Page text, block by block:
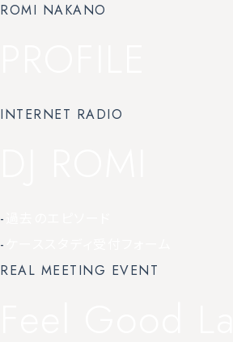
ROMI NAKANO
INTERNET RADIO
-
-
REAL MEETING EVENT